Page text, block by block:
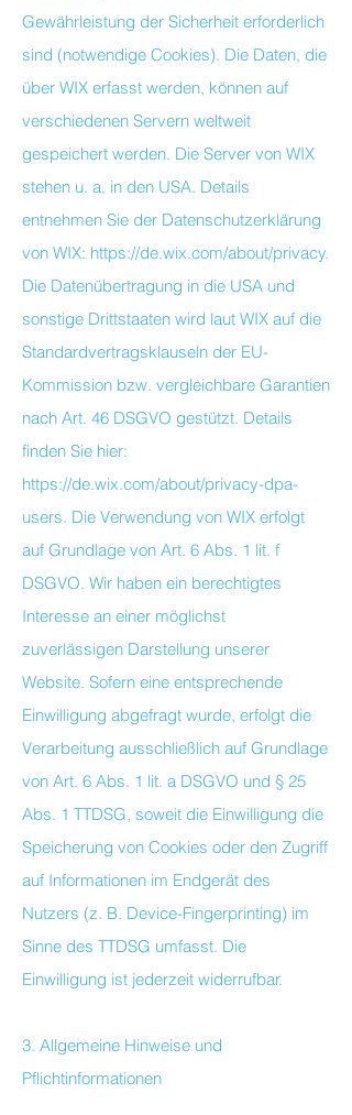
Gewährleistung der Sicherheit erforderlich
sind (notwendige Cookies). Die Daten, die
über WIX erfasst werden, können auf
verschiedenen Servern weltweit
gespeichert werden. Die Server von WIX
stehen u. a. in den USA. Details
entnehmen Sie der Datenschutzerklärung
von WIX: https://de.wix.com/about/privacy.
Die Datenübertragung in die USA und
sonstige Drittstaaten wird laut WIX auf die
Standardvertragsklauseln der EU-
Kommission bzw. vergleichbare Garantien
nach Art. 46 DSGVO gestützt. Details
finden Sie hier:
https://de.wix.com/about/privacy-dpa-
users. Die Verwendung von WIX erfolgt
auf Grundlage von Art. 6 Abs. 1 lit. f
DSGVO. Wir haben ein berechtigtes
Interesse an einer möglichst
zuverlässigen Darstellung unserer
Website. Sofern eine entsprechende
Einwilligung abgefragt wurde, erfolgt die
Verarbeitung ausschließlich auf Grundlage
von Art. 6 Abs. 1 lit. a DSGVO und § 25
Abs. 1 TTDSG, soweit die Einwilligung die
Speicherung von Cookies oder den Zugriff
auf Informationen im Endgerät des
Nutzers (z. B. Device-Fingerprinting) im
Sinne des TTDSG umfasst. Die
Einwilligung ist jederzeit widerrufbar.
3. Allgemeine Hinweise und
Pflichtinformationen